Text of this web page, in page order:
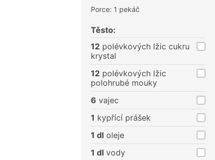
Porce: 1 pekáč
Těsto:
12 polévkových lžic cukru
krystal
12 polévkových lžic
polohrubé mouky
6 vajec
1 kypřící prášek
1 dl oleje
1 dl vody